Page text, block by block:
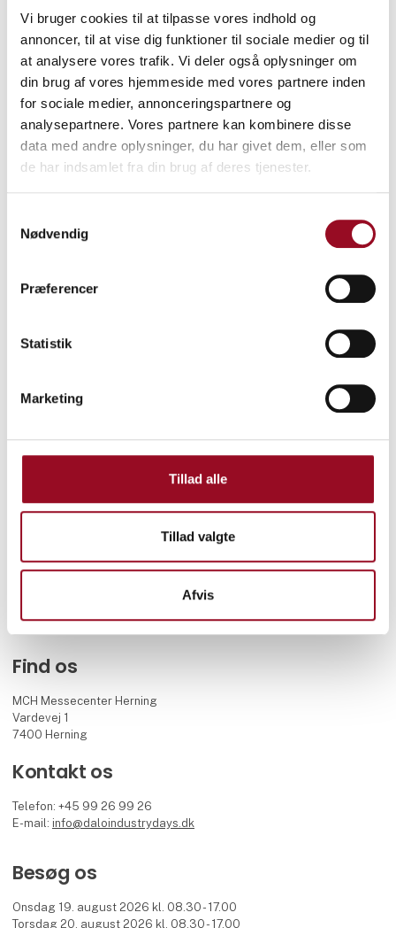
Vi bruger cookies til at tilpasse vores indhold og
annoncer, til at vise dig funktioner til sociale medier og til
at analysere vores trafik. Vi deler også oplysninger om
din brug af vores hjemmeside med vores partnere inden
for sociale medier, annonceringspartnere og
analysepartnere. Vores partnere kan kombinere disse
data med andre oplysninger, du har givet dem, eller som
de har indsamlet fra din brug af deres tjenester.
Nødvendig
Præferencer
Statistik
Marketing
Tillad alle
Tillad valgte
Afvis
20. august 2026
kl. 13:00- 13:30
forsvarsindustriudstilling og strækker sig over to dage fyldt med
dialog, demonstrationer og forretningsmuligheder. Her mødes
internationale delegationer og virksomheder med fælles fokus på
Find os
MCH Messecenter Herning
Vardevej 1
7400 Herning
Kontakt os
Telefon: +45 99 26 99 26
E-mail: info@daloindustrydays.dk
Besøg os
Onsdag 19. august 2026 kl. 08.30 - 17.00
Torsdag 20. august 2026 kl. 08.30 - 17.00